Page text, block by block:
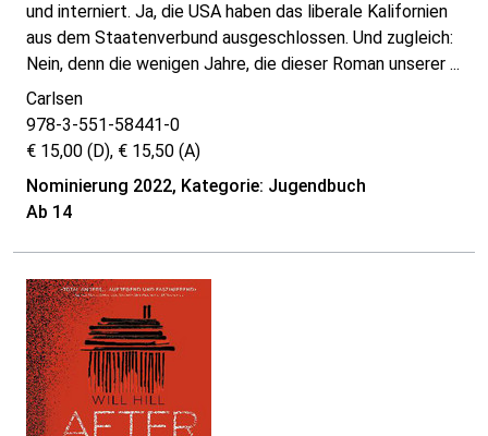
und interniert. Ja, die USA haben das liberale Kalifornien
aus dem Staatenverbund ausgeschlossen. Und zugleich:
Nein, denn die wenigen Jahre, die dieser Roman unserer ...
Carlsen
978-3-551-58441-0
€ 15,00 (D), € 15,50 (A)
Nominierung 2022, Kategorie: Jugendbuch
Ab 14